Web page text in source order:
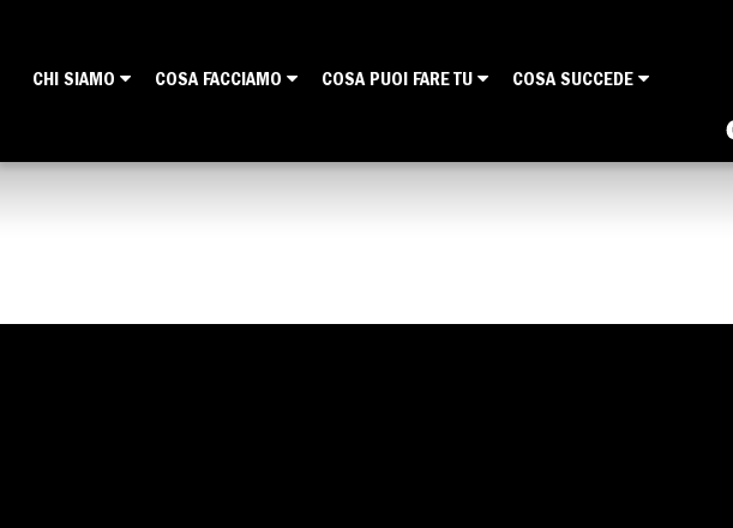
CHI SIAMO COSA FACCIAMO COSA PUOI FARE TU COSA SUCCEDE